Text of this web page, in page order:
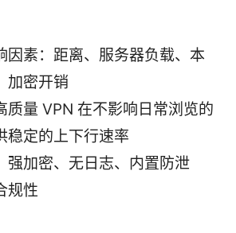
因素：距离、服务器负载、本
加密开销
质量 VPN 在不影响日常浏览的
稳定的上下行速率
强加密、无日志、内置防泄
规性